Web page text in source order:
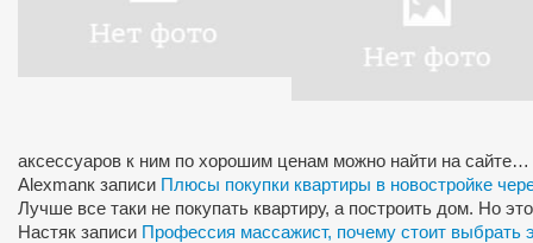
аксессуаров к ним по хорошим ценам можно найти на сайте…
Alexmanк записи Плюсы покупки квартиры в новостройке
Лучше все таки не покупать квартиру, а построить дом. Но
Настяк записи Профессия массажист, почему стоит выбрать